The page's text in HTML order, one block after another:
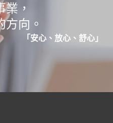
，
向。
「安心、放心、舒心」